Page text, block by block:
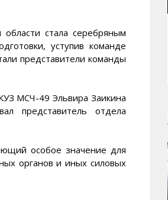
стала серебряным
уступив команде
представители команды
МСЧ-49 Эльвира Заикина
представитель отдела
особое значение для
органов и иных силовых